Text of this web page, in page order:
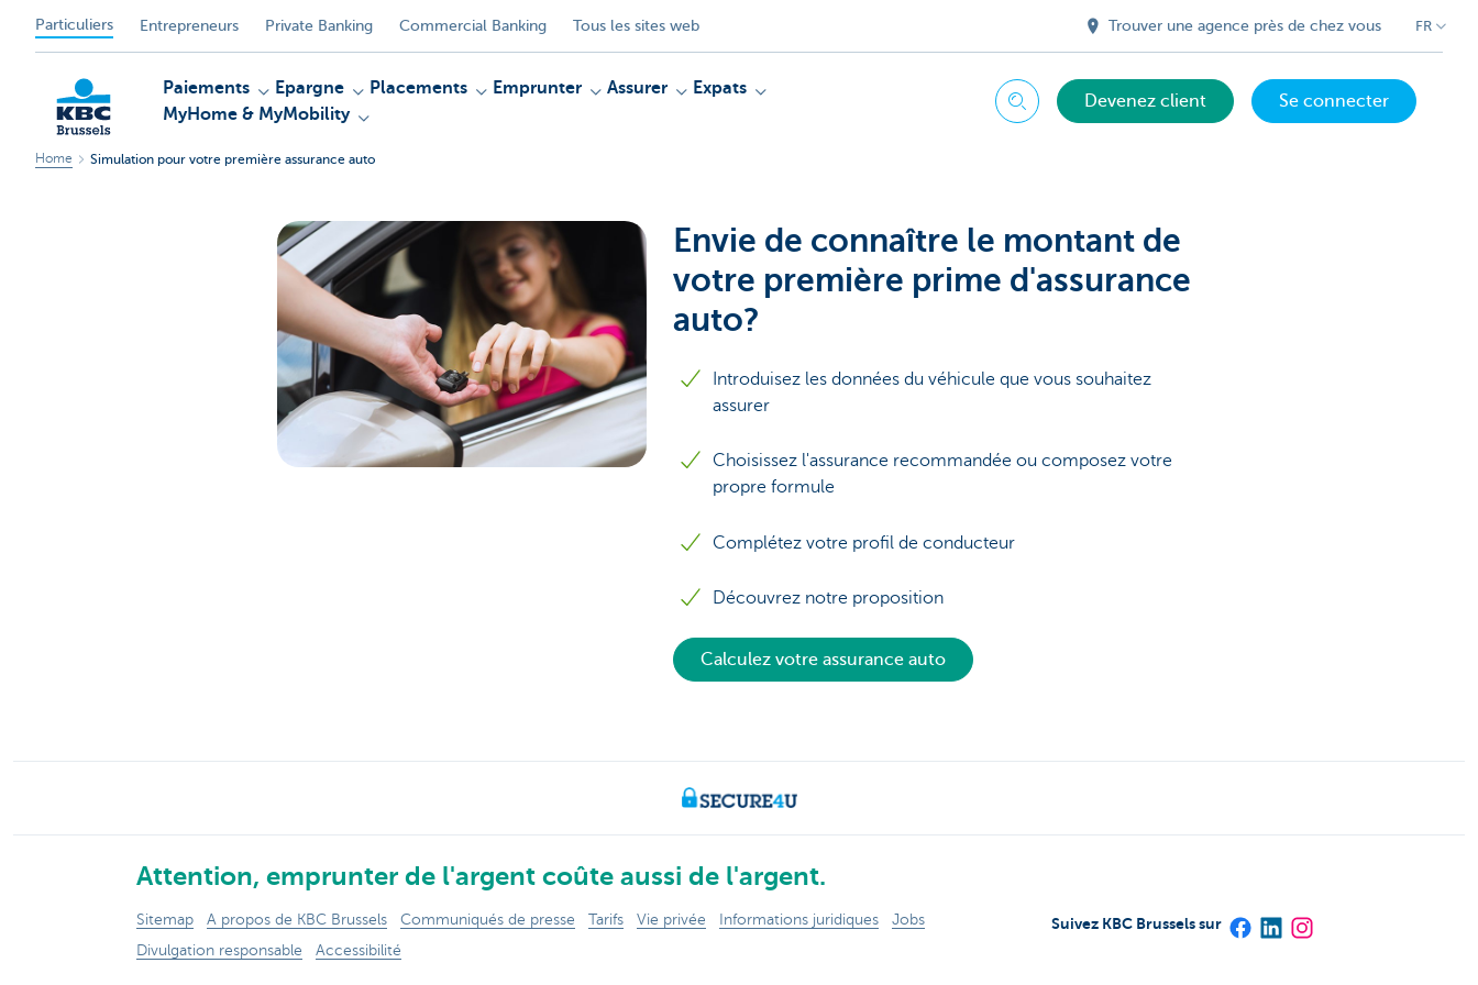
Particuliers Entrepreneurs Private Banking Commercial Banking Tous les sites web Trouver une agence près de chez vous FR
Paiements Epargne Placements Emprunter Assurer
Expats
MyHome & MyMobility
ChercherDevenez client Se connecter
Home Simulation pour votre première assurance auto
Envie de connaître le montant de
votre première prime d'assurance
auto?
Introduisez les données du véhicule que vous souhaitez
assurer
Choisissez l'assurance recommandée ou composez votre
propre formule
Complétez votre profil de conducteur
Découvrez notre proposition
Calculez votre assurance auto
Attention, emprunter de l'argent coûte aussi de l'argent.
Sitemap A propos de KBC Brussels Communiqués de presse Tarifs Vie privée Informations juridiques
Jobs
Divulgation responsable
Accessibilité
Suivez KBC Brussels sur